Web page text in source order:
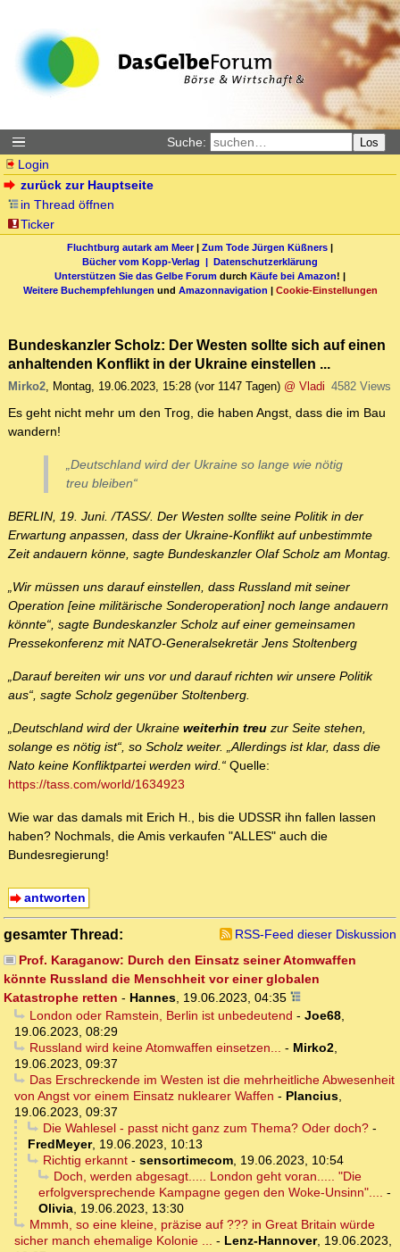
Suche: Los
Login
zurück zur Hauptseite
in Thread öffnen
Ticker
Fluchtburg autark am Meer| Zum Tode Jürgen Küßners |
Bücher vom Kopp-Verlag | Datenschutzerklärung
Unterstützen Sie das Gelbe Forum durch Käufe bei Amazon! |
Weitere Buchempfehlungen und Amazonnavigation | Cookie-Einstellungen
Bundeskanzler Scholz: Der Westen sollte sich auf einen
anhaltenden Konflikt in der Ukraine einstellen ...
Mirko2, Montag, 19.06.2023, 15:28 (vor 1147 Tagen) @ Vladi 4582 Views
Es geht nicht mehr um den Trog, die haben Angst, dass die im Bau
wandern!
„Deutschland wird der Ukraine so lange wie nötig
treu bleiben“
BERLIN, 19. Juni. /TASS/. Der Westen sollte seine Politik in der
Erwartung anpassen, dass der Ukraine-Konflikt auf unbestimmte
Zeit andauern könne, sagte Bundeskanzler Olaf Scholz am Montag.
„Wir müssen uns darauf einstellen, dass Russland mit seiner
Operation [eine militärische Sonderoperation] noch lange andauern
könnte“, sagte Bundeskanzler Scholz auf einer gemeinsamen
Pressekonferenz mit NATO-Generalsekretär Jens Stoltenberg
„Darauf bereiten wir uns vor und darauf richten wir unsere Politik
aus“, sagte Scholz gegenüber Stoltenberg.
„Deutschland wird der Ukraine weiterhin treu zur Seite stehen,
solange es nötig ist“, so Scholz weiter. „Allerdings ist klar, dass die
Nato keine Konfliktpartei werden wird.“ Quelle:
https://tass.com/world/1634923
Wie war das damals mit Erich H., bis die UDSSR ihn fallen lassen
haben? Nochmals, die Amis verkaufen "ALLES" auch die
Bundesregierung!
antworten
gesamter Thread:
RSS-Feed dieser Diskussion
Prof. Karaganow: Durch den Einsatz seiner Atomwaffen
könnte Russland die Menschheit vor einer globalen
Katastrophe retten - Hannes, 19.06.2023, 04:35
London oder Ramstein, Berlin ist unbedeutend - Joe68,
19.06.2023, 08:29
Russland wird keine Atomwaffen einsetzen... - Mirko2,
19.06.2023, 09:37
Das Erschreckende im Westen ist die mehrheitliche Abwesenheit
von Angst vor einem Einsatz nuklearer Waffen - Plancius,
19.06.2023, 09:37
Die Wahlesel - passt nicht ganz zum Thema? Oder doch?-
FredMeyer, 19.06.2023, 10:13
Richtig erkannt- sensortimecom, 19.06.2023, 10:54
Doch, werden abgesagt..... London geht voran..... "Die
erfolgversprechende Kampagne gegen den Woke-Unsinn".... -
Olivia, 19.06.2023, 13:30
Mmmh, so eine kleine, präzise auf ??? in Great Britain würde
sicher manch ehemalige Kolonie ... - Lenz-Hannover, 19.06.2023,